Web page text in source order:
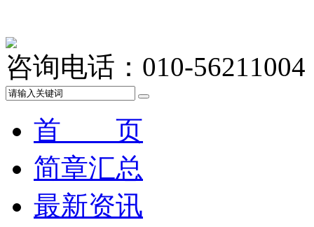
咨询电话：010-56211004
首 页
简章汇总
最新资讯